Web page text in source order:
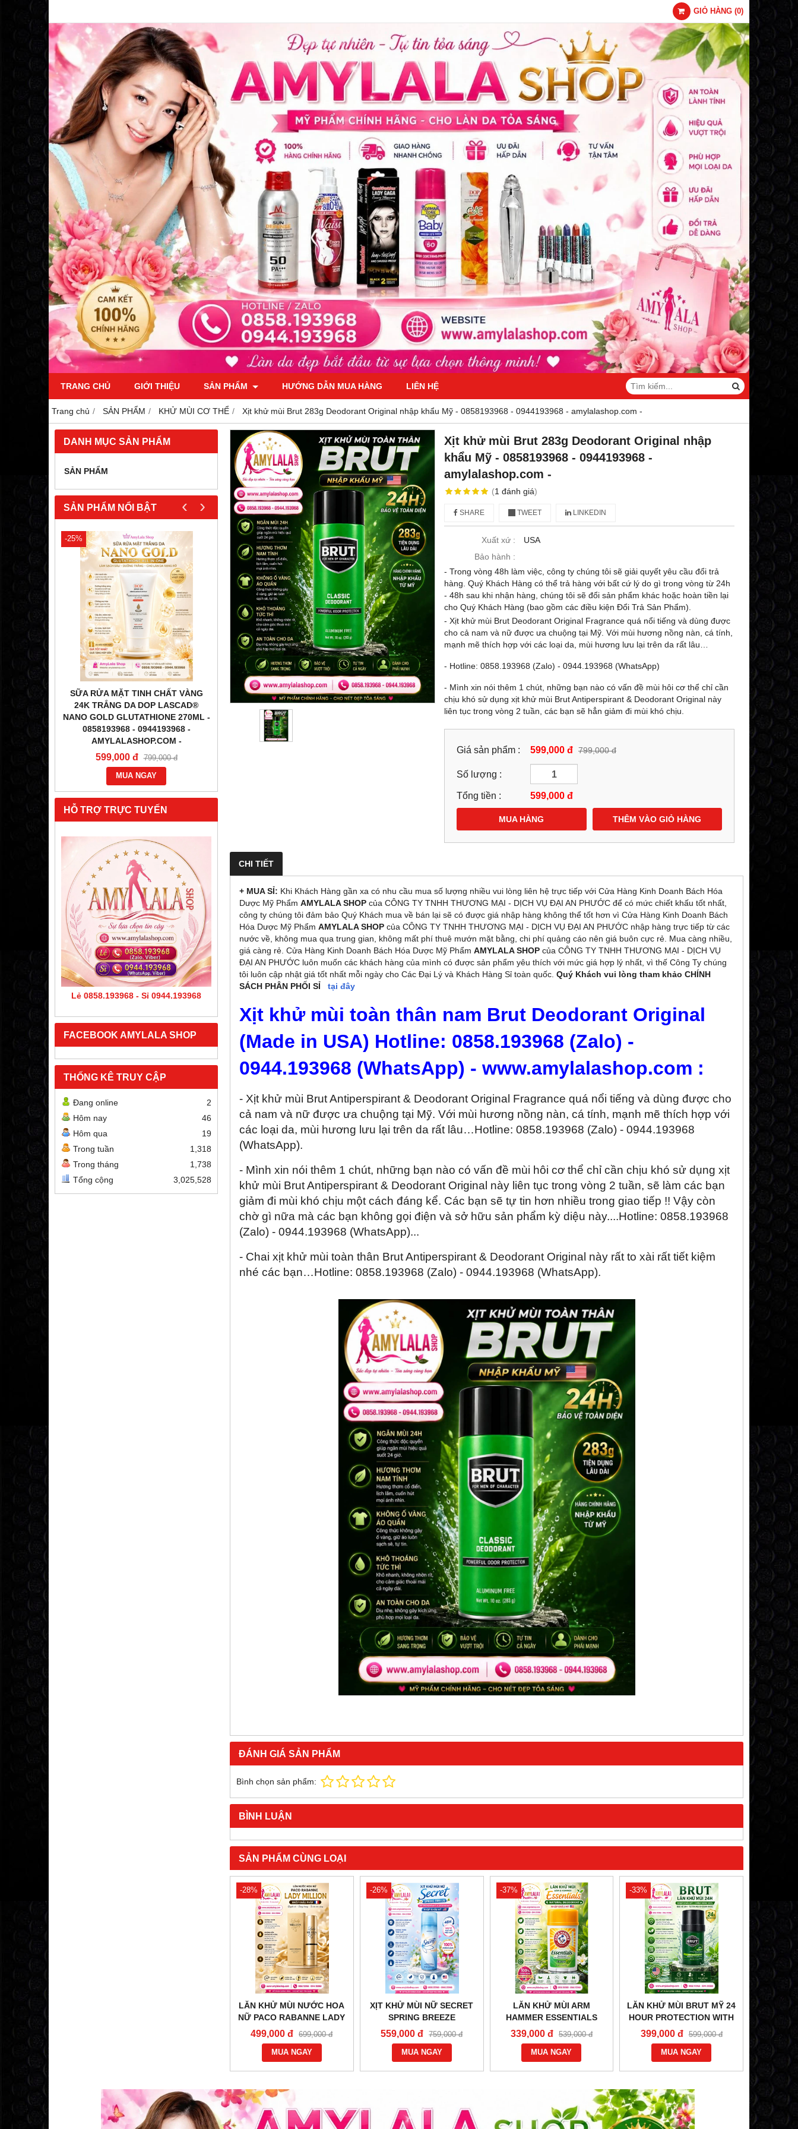
GIỎ HÀNG (0)
TRANG CHỦ GIỚI THIỆU SẢN PHẨM HƯỚNG DẪN MUA HÀNG LIÊN HỆ
Trang chủ SẢN PHẨM KHỬ MÙI CƠ THỂ Xịt khử mùi Brut 283g Deodorant Original nhập khẩu Mỹ - 0858193968 - 0944193968 - amylalashop.com -
DANH MỤC SẢN PHẨM
SẢN PHẨM
SẢN PHẨM NỔI BẬT
LASCAD
GOLD
-
-25%
SỮA RỬA MẶT TINH CHẤT VÀNG
24K TRẮNG DA DOP LASCAD®
NANO GOLD GLUTATHIONE 270ML -
0858193968 - 0944193968 -
AMYLALASHOP.COM -
599,000 đ 799,000 đ
MUA NGAY
TINH CHẤT VÀNG 24K DOP
LASCAD® NANO GOLD
GLUTATHIONE 9IN1 SERUM 39ML -
0858.193968 - 0944.193968
1,299,000 đ
-21%
KEM MẶT (120G) HẠT VÀNG 24K
DOP LASCAD® NANO GOLD
GLUTATHIONE 9IN1 SIÊU TRẮNG
CAO CẤP - 0858193968 - 0944193968
1,499,000 đ
MUA NGAY
KEM (LOTION DẠNG NÉN) DƯỠNG
TRẮNG TOÀN THÂN DOP LASCAD
ULTRA WHITE NANO GOLD
GLUTATHIONE 180G - 0858193968 -
529,000 đ
SỮA RỬA MẶT
24K TRẮNG DA
NANO GOLD
0858193968 -
599,000 đ
MUA
‹ ›
HỖ TRỢ TRỰC TUYẾN
Lẻ 0858.193968 - Sỉ 0944.193968
FACEBOOK AMYLALA SHOP
THỐNG KÊ TRUY CẬP
Đang online
2
Hôm nay
46
Hôm qua
19
Trong tuần
1,318
Trong tháng
1,738
Tổng cộng
3,025,528
Xịt khử mùi Brut 283g Deodorant Original nhập
khẩu Mỹ - 0858193968 - 0944193968 -
amylalashop.com -
(1 đánh giá)
SHARE TWEET LINKEDIN
Xuất xứ :
USA
Bảo hành :
- Trong vòng 48h làm việc, công ty chúng tôi sẽ giải quyết yêu cầu đổi trả
hàng. Quý Khách Hàng có thể trả hàng với bất cứ lý do gì trong vòng từ 24h
- 48h sau khi nhận hàng, chúng tôi sẽ đổi sản phẩm khác hoặc hoàn tiền lại
cho Quý Khách Hàng (bao gồm các điều kiện Đổi Trả Sản Phẩm).
- Xịt khử mùi Brut Deodorant Original Fragrance quá nổi tiếng và dùng được
cho cả nam và nữ được ưa chuộng tại Mỹ. Với mùi hương nồng nàn, cá tính,
mạnh mẽ thích hợp với các loại da, mùi hương lưu lại trên da rất lâu…
- Hotline: 0858.193968 (Zalo) - 0944.193968 (WhatsApp)
- Mình xin nói thêm 1 chút, những bạn nào có vấn đề mùi hôi cơ thể chỉ cần
chịu khó sử dụng xịt khử mùi Brut Antiperspirant & Deodorant Original này
liên tục trong vòng 2 tuần, các bạn sẽ hẳn giảm đi mùi khó chịu.
Giá sản phẩm : 599,000 đ 799,000 đ
Số lượng :
Tổng tiền : 599,000 đ
MUA HÀNG THÊM VÀO GIỎ HÀNG
CHI TIẾT
+ MUA SỈ: Khi Khách Hàng gần xa có nhu cầu mua số lượng nhiều vui lòng liên hệ trực tiếp với Cửa Hàng Kinh Doanh Bách Hóa
Dược Mỹ Phẩm AMYLALA SHOP của CÔNG TY TNHH THƯƠNG MẠI - DỊCH VỤ ĐẠI AN PHƯỚC để có mức chiết khấu tốt nhất,
công ty chúng tôi đảm bảo Quý Khách mua về bán lại sẽ có được giá nhập hàng không thể tốt hơn vì Cửa Hàng Kinh Doanh Bách
Hóa Dược Mỹ Phẩm AMYLALA SHOP của CÔNG TY TNHH THƯƠNG MẠI - DỊCH VỤ ĐẠI AN PHƯỚC nhập hàng trực tiếp từ các
nước về, không mua qua trung gian, không mất phí thuê mướn mặt bằng, chi phí quảng cáo nên giá buôn cực rẻ. Mua càng nhiều,
giá càng rẻ. Cửa Hàng Kinh Doanh Bách Hóa Dược Mỹ Phẩm AMYLALA SHOP của CÔNG TY TNHH THƯƠNG MẠI - DỊCH VỤ
ĐẠI AN PHƯỚC luôn muốn các khách hàng của mình có được sản phẩm yêu thích với mức giá hợp lý nhất, vì thế Công Ty chúng
tôi luôn cập nhật giá tốt nhất mỗi ngày cho Các Đại Lý và Khách Hàng Sỉ toàn quốc. Quý Khách vui lòng tham khảo CHÍNH
SÁCH PHÂN PHỐI SỈ
tại đây
Xịt khử mùi toàn thân nam Brut Deodorant Original
(Made in USA) Hotline: 0858.193968 (Zalo) -
0944.193968 (WhatsApp) - www.amylalashop.com :
- Xịt khử mùi Brut Antiperspirant & Deodorant Original Fragrance quá nổi tiếng và dùng được cho
cả nam và nữ được ưa chuộng tại Mỹ. Với mùi hương nồng nàn, cá tính, mạnh mẽ thích hợp với
các loại da, mùi hương lưu lại trên da rất lâu…Hotline: 0858.193968 (Zalo) - 0944.193968
(WhatsApp).
- Mình xin nói thêm 1 chút, những bạn nào có vấn đề mùi hôi cơ thể chỉ cần chịu khó sử dụng xịt
khử mùi Brut Antiperspirant & Deodorant Original này liên tục trong vòng 2 tuần, sẽ làm các bạn
giảm đi mùi khó chịu một cách đáng kể. Các bạn sẽ tự tin hơn nhiều trong giao tiếp !! Vậy còn
chờ gì nữa mà các bạn không gọi điện và sở hữu sản phẩm kỳ diệu này....Hotline: 0858.193968
(Zalo) - 0944.193968 (WhatsApp)...
- Chai xịt khử mùi toàn thân Brut Antiperspirant & Deodorant Original này rất to xài rất tiết kiệm
nhé các bạn…Hotline: 0858.193968 (Zalo) - 0944.193968 (WhatsApp).
ĐÁNH GIÁ SẢN PHẨM
Bình chọn sản phẩm:
BÌNH LUẬN
SẢN PHẨM CÙNG LOẠI
-28%
LĂN KHỬ MÙI NƯỚC HOA
NỮ PACO RABANNE LADY
MILLION (MADE IN
FRANCE) - 0858193968 -
0944193968 -
AMYLALASHOP.COM -
499,000 đ 699,000 đ
MUA NGAY
-26%
XỊT KHỬ MÙI NỮ SECRET
SPRING BREEZE
ANTIPERSPIRANT
DEODORANT (MADE IN
USA) - 0858193968 -
0944193968 -
559,000 đ 759,000 đ
MUA NGAY
-37%
LĂN KHỬ MÙI ARM
HAMMER ESSENTIALS
NATURAL DEODORANT
NHẬP KHẨU MỸ -
0858193968 - 0944193968 -
AMYLALASHOP.COM -
339,000 đ 539,000 đ
MUA NGAY
-33%
LĂN KHỬ MÙI BRUT MỸ 24
HOUR PROTECTION WITH
TRIMAX® TRÒN XANH -
0858193968 - 0944193968 -
AMYLALASHOP.COM -
399,000 đ 599,000 đ
MUA NGAY